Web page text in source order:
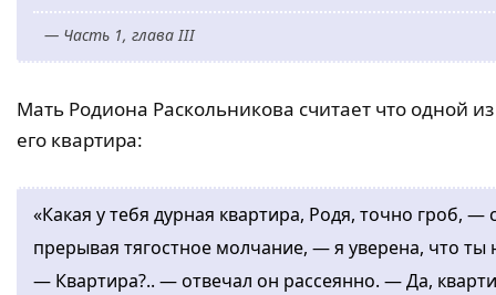
— Часть 1, глава III
Мать Родиона Раскольникова считает что одной
его квартира:
«Какая у тебя дурная квартира, Родя, точно гроб, —
прерывая тягостное молчание, — я уверена, что ты
— Квартира?.. — отвечал он рассеянно. — Да,